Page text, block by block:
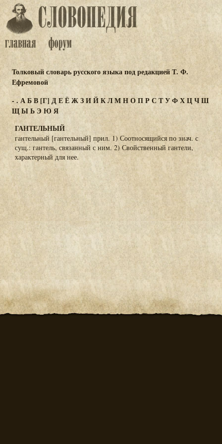
Толковый словарь русского языка под редакцией Т. Ф.
Ефремовой
- . АБВ[Г] ДЕЁЖЗИЙКЛМНОПРС ТУФХЦЧШ
ЩЫЬЭ ЮЯ
ГАНТЕЛЬНЫЙ
гантельный [гантельный] прил. 1) Соотносящийся по знач. с
сущ.: гантель, связанный с ним. 2) Свойственный гантели,
характерный для нее.